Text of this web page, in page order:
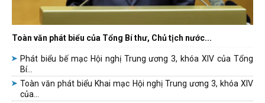
Toàn văn phát biểu của Tổng Bí thư, Chủ tịch nước...
Phát biểu bế mạc Hội nghị Trung ương 3, khóa XIV của Tổng
Bí...
Toàn văn phát biểu Khai mạc Hội nghị Trung ương 3, khóa XIV
của...